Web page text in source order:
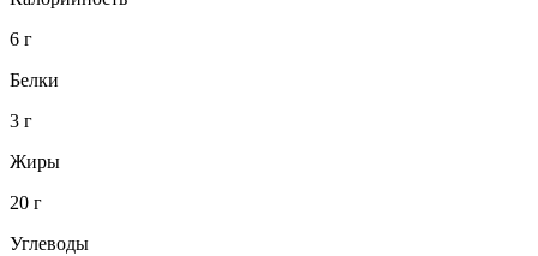
6 г
Белки
3 г
Жиры
20 г
Углеводы